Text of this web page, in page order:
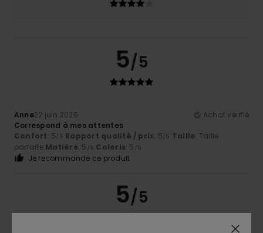
5/5
Anne22 juin 2026
Achat vérifié
Correspond à mes attentes
Confort: 5/5 Rapport qualité / prix: 5/5 Taille: Taille
parfaite Matière: 5 /5 Coloris: 5 /5
Je recommande ce produit
5/5